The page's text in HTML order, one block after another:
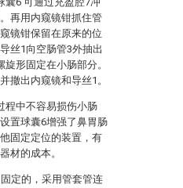
再用内窥镜钳抓住管
镜钳保留在原来的位
丝1向空肠管3外抽出
形固定在小肠部分。
撤出内窥镜和导丝1。
程中不容易损伤小肠
置球囊6增强了鼻胃肠
固定定位的装置，有
材的成本。
定的，采用管套管连